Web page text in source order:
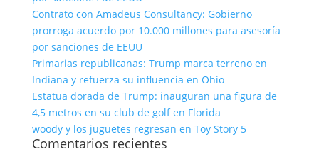
Contrato con Amadeus Consultancy: Gobierno
prorroga acuerdo por 10.000 millones para asesoría
por sanciones de EEUU
Primarias republicanas: Trump marca terreno en
Indiana y refuerza su influencia en Ohio
Estatua dorada de Trump: inauguran una figura de
4,5 metros en su club de golf en Florida
woody y los juguetes regresan en Toy Story 5
Comentarios recientes